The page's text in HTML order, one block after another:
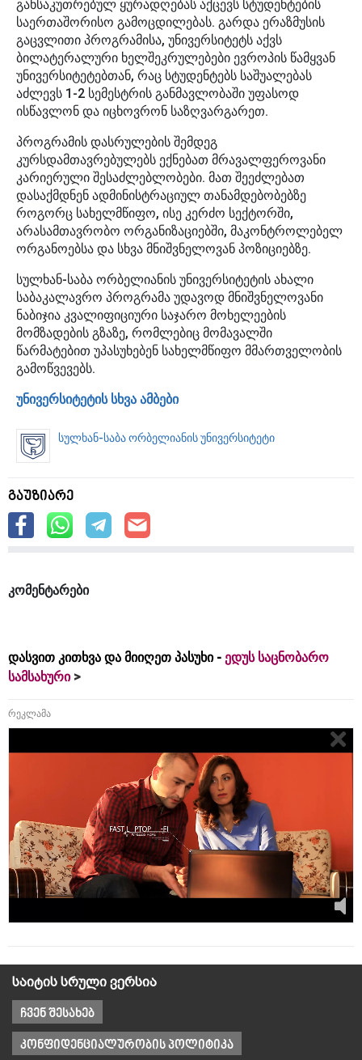
განსაკუთრებულ ყურადღებას აქცევს სტუდენტების
საერთაშორისო გამოცდილებას. გარდა ერაზმუსის
გაცვლითი პროგრამისა, უნივერსიტეტს აქვს
ბილატერალური ხელშეკრულებები ევროპის წამყვან
უნივერსიტეტებთან, რაც სტუდენტებს საშუალებას
აძლევს 1-2 სემესტრის განმავლობაში უფასოდ
ისწავლონ და იცხოვრონ საზღვარგარეთ.
პროგრამის დასრულების შემდეგ
კურსდამთავრებულებს ექნებათ მრავალფეროვანი
კარიერული შესაძლებლობები. მათ შეეძლებათ
დასაქმდნენ ადმინისტრაციულ თანამდებობებზე
როგორც სახელმწიფო, ისე კერძო სექტორში,
არასამთავრობო ორგანიზაციებში, მაკონტროლებელ
ორგანოებსა და სხვა მნიშვნელოვან პოზიციებზე.
სულხან-საბა ორბელიანის უნივერსიტეტის ახალი
საბაკალავრო პროგრამა უდავოდ მნიშვნელოვანი
ნაბიჯია კვალიფიციური საჯარო მოხელეების
მომზადების გზაზე, რომლებიც მომავალში
წარმატებით უპასუხებენ სახელმწიფო მმართველობის
გამოწვევებს.
უნივერსიტეტის სხვა ამბები
სულხან-საბა ორბელიანის უნივერსიტეტი
გაუზიარე
კომენტარები
დასვით კითხვა და მიიღეთ პასუხი - ედუს საცნობარო
სამსახური
რეკლამა
საიტის სრული ვერსია
ჩვენ შესახებ
კონფიდენციალურობის პოლიტიკა